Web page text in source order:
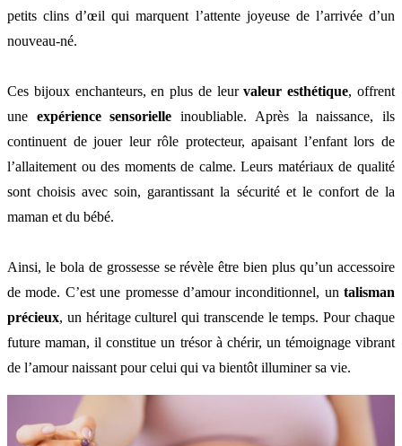
petits clins d’œil qui marquent l’attente joyeuse de l’arrivée d’un
nouveau-né.
Ces bijoux enchanteurs, en plus de leurvaleur esthétique, offrent
une expérience sensorielle inoubliable. Après la naissance, ils
continuent de jouer leur rôle protecteur, apaisant l’enfant lors de
l’allaitement ou des moments de calme. Leurs matériaux de qualité
sont choisis avec soin, garantissant la sécurité et le confort de la
maman et du bébé.
Ainsi, le bola de grossesse se révèle être bien plus qu’un accessoire
de mode. C’est une promesse d’amour inconditionnel, un talisman
précieux, un héritage culturel qui transcende le temps. Pour chaque
future maman, il constitue un trésor à chérir, un témoignage vibrant
de l’amour naissant pour celui qui va bientôt illuminer sa vie.